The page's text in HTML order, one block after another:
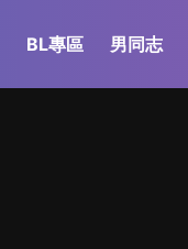
BL專區 男同志